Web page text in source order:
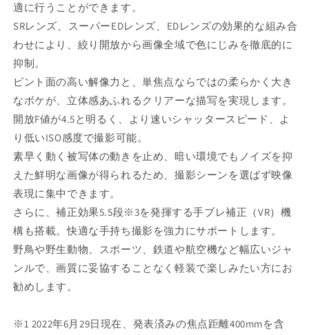
適に行うことができます。
SRレンズ、スーパーEDレンズ、EDレンズの効果的な組み合
わせにより、絞り開放から画像全域で色にじみを徹底的に
抑制。
ピント面の高い解像力と、単焦点ならではの柔らかく大き
なボケが、立体感あふれるクリアーな描写を実現します。
開放F値が4.5と明るく、より速いシャッタースピード、よ
り低いISO感度で撮影可能。
素早く動く被写体の動きを止め、暗い環境でもノイズを抑
えた鮮明な画像が得られるため、撮影シーンを選ばず映像
表現に集中できます。
さらに、補正効果5.5段※3を発揮する手ブレ補正（VR）機
構も搭載。快適な手持ち撮影を強力にサポートします。
野鳥や野生動物、スポーツ、鉄道や航空機など幅広いジャ
ンルで、画質に妥協することなく軽装で楽しみたい方にお
勧めします。
※1 2022年6月29日現在、発表済みの焦点距離400mmを含